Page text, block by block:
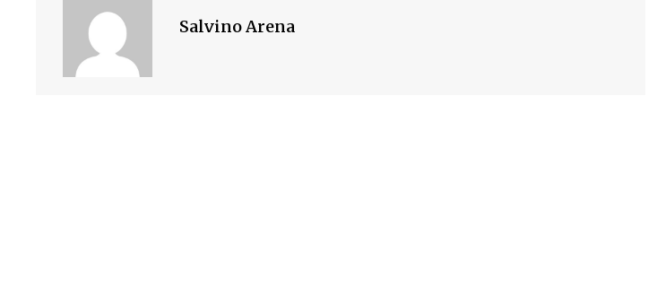
Salvino Arena